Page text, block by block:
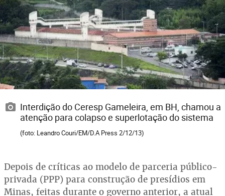
Interdição do Ceresp Gameleira, em BH, chamou a
atenção para colapso e superlotação do sistema
(foto: Leandro Couri/EM/D.A Press 2/12/13)
Depois de críticas ao modelo de parceria público-
privada (PPP) para construção de presídios em
Minas, feitas durante o governo anterior, a atual